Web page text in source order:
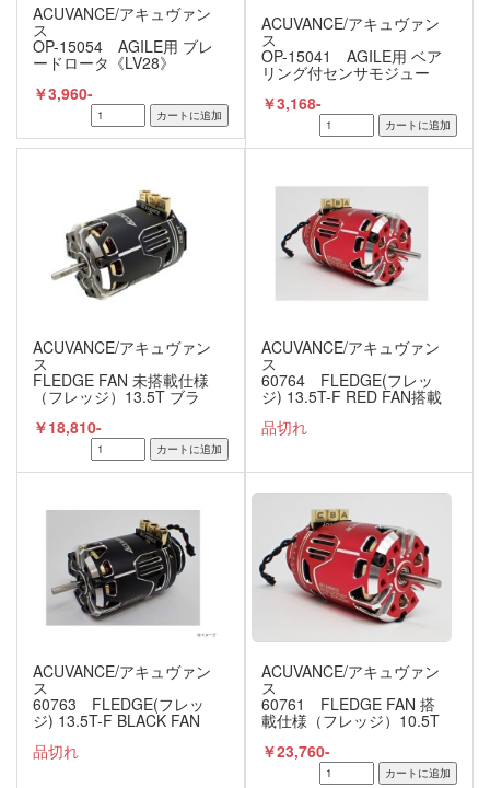
ACUVANCE/アキュヴァン
ス
OP-15054 AGILE用 ブレ
ードロータ《LV28》
￥3,960-
ACUVANCE/アキュヴァン
ス
OP-15041 AGILE用 ベア
リング付センサモジュー
ル
￥3,168-
ACUVANCE/アキュヴァン
ス
FLEDGE FAN 未搭載仕様
（フレッジ）13.5T ブラ
ク
￥18,810-
ACUVANCE/アキュヴァン
ス
60764 FLEDGE(フレッ
ジ) 13.5T-F RED FAN搭載
品切れ
ACUVANCE/アキュヴァン
ス
60763 FLEDGE(フレッ
ジ) 13.5T-F BLACK FAN
品切れ
ACUVANCE/アキュヴァン
ス
60761 FLEDGE FAN 搭
載仕様（フレッジ）10.5T
ッド
￥23,760-